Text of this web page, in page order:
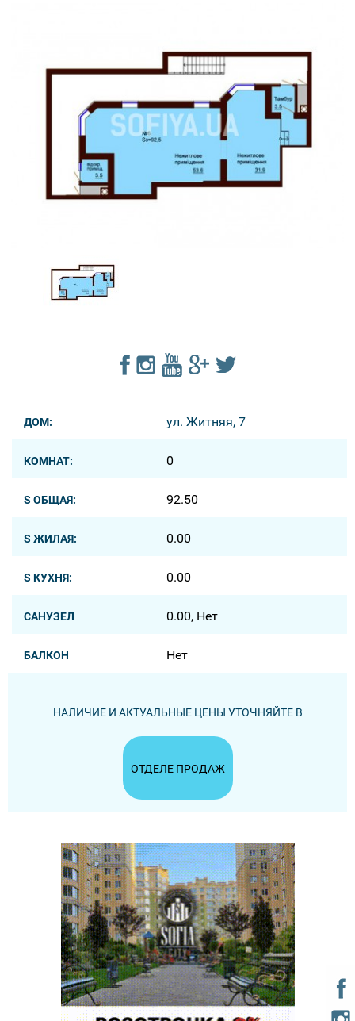
ДОМ: ул. Житняя, 7
КОМНАТ: 0
S ОБЩАЯ: 92.50
S ЖИЛАЯ: 0.00
S КУХНЯ: 0.00
САНУЗЕЛ 0.00, Нет
БАЛКОН Нет
НАЛИЧИЕ И АКТУАЛЬНЫЕ ЦЕНЫ УТОЧНЯЙТЕ В
ОТДЕЛЕ ПРОДАЖ